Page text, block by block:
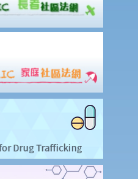
委任我的長子為受權人。不過，
任他。我現在想要任命我的小女